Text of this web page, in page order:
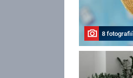
8 fotografií